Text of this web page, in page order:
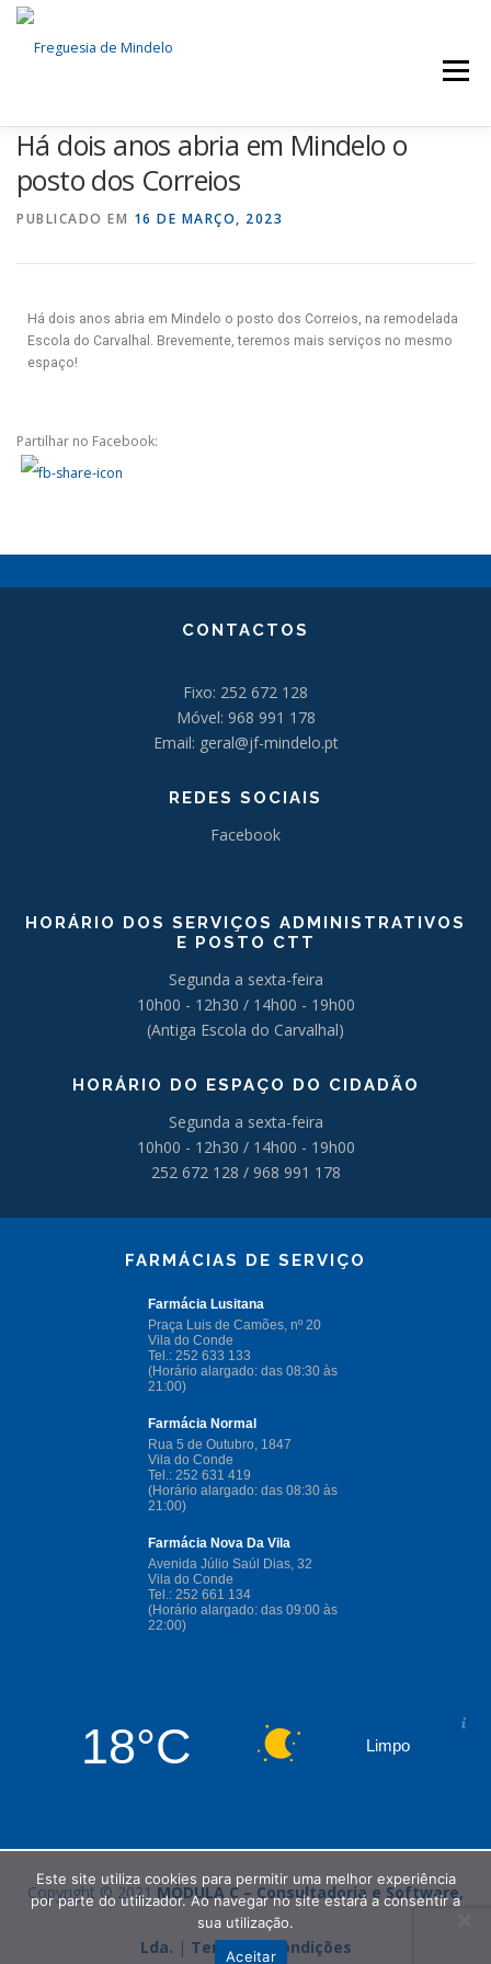
Menu
FREGUESIA NOTÍCIAS SERVIÇOS
ÓRGÃOS AUTÁRQUICOS
Há dois anos abria em Mindelo o
posto dos Correios
PUBLICADO EM 16 DE MARÇO, 2023
Há dois anos abria em Mindelo o posto dos Correios, na remodelada
Escola do Carvalhal. Brevemente, teremos mais serviços no mesmo
espaço!
Partilhar no Facebook:
CONTACTOS
Fixo: 252 672 128
Móvel: 968 991 178
Email: geral@jf-mindelo.pt
REDES SOCIAIS
Facebook
HORÁRIO DOS SERVIÇOS ADMINISTRATIVOS
E POSTO CTT
Segunda a sexta-feira
10h00 - 12h30 / 14h00 - 19h00
(Antiga Escola do Carvalhal)
HORÁRIO DO ESPAÇO DO CIDADÃO
Segunda a sexta-feira
10h00 - 12h30 / 14h00 - 19h00
252 672 128 / 968 991 178
FARMÁCIAS DE SERVIÇO
18°C Limpo
Copyright © 2021 MÓDULA C – Consultadoria e Software,
Lda. | Termos e Condições
Este site utiliza cookies para permitir uma melhor experiência
por parte do utilizador. Ao navegar no site estará a consentir a
sua utilização.
Aceitar